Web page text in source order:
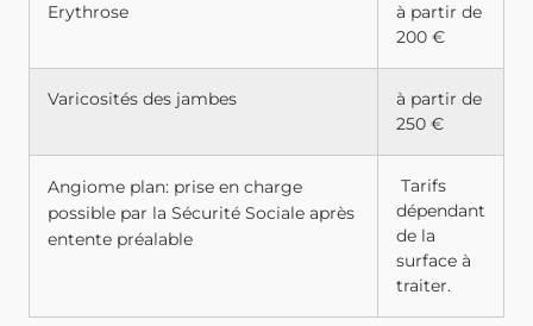
Erythrose
à partir de
200 €
Varicosités des jambes
à partir de
250 €
Angiome plan: prise en charge
possible par la Sécurité Sociale après
entente préalable
Tarifs
dépendant
de la
surface à
traiter.